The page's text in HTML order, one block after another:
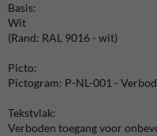
Basis:
Wit
(Rand: RAL 9016 - wit)
Picto:
Pictogram: P-NL-001 -
Tekstvlak:
Verboden toegang voor